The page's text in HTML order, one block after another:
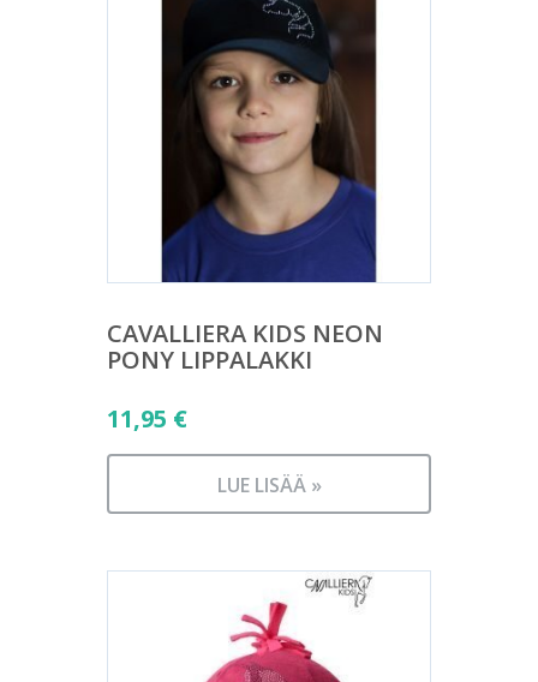
CAVALLIERA KIDS NEON
PONY LIPPALAKKI
11,95 €
LUE LISÄÄ »